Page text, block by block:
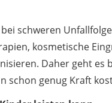
schweren
kosmetische
Daher geht
schon genug Kraft